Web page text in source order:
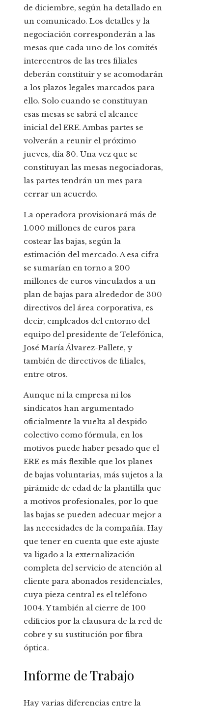
de diciembre, según ha detallado en
un comunicado. Los detalles y la
negociación corresponderán a las
mesas que cada uno de los comités
intercentros de las tres filiales
deberán constituir y se acomodarán
a los plazos legales marcados para
ello. Solo cuando se constituyan
esas mesas se sabrá el alcance
inicial del ERE. Ambas partes se
volverán a reunir el próximo
jueves, día 30. Una vez que se
constituyan las mesas negociadoras,
las partes tendrán un mes para
cerrar un acuerdo.
La operadora provisionará más de
1.000 millones de euros para
costear las bajas, según la
estimación del mercado. A esa cifra
se sumarían en torno a 200
millones de euros vinculados a un
plan de bajas para alrededor de 300
directivos del área corporativa, es
decir, empleados del entorno del
equipo del presidente de Telefónica,
José María Álvarez-Pallete, y
también de directivos de filiales,
entre otros.
Aunque ni la empresa ni los
sindicatos han argumentado
oficialmente la vuelta al despido
colectivo como fórmula, en los
motivos puede haber pesado que el
ERE es más flexible que los planes
de bajas voluntarias, más sujetos a la
pirámide de edad de la plantilla que
a motivos profesionales, por lo que
las bajas se pueden adecuar mejor a
las necesidades de la compañía. Hay
que tener en cuenta que este ajuste
va ligado a la externalización
completa del servicio de atención al
cliente para abonados residenciales,
cuya pieza central es el teléfono
1004. Y también al cierre de 100
edificios por la clausura de la red de
cobre y su sustitución por fibra
óptica.
Informe de Trabajo
Hay varias diferencias entre la